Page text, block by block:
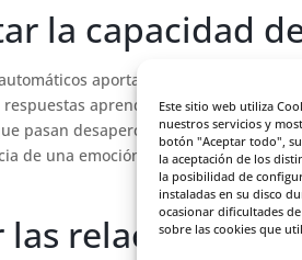
Este sitio web utiliza
nuestros servicios y
botón "Aceptar todo",
la aceptación de los
la posibilidad de
instaladas en su disco
ocasionar dificultades
sobre las cookies que
la capacidad
aportan resultados
aprendidas? La
pasan desapercibidos cuando no
de una emoción incómoda en
relaciones